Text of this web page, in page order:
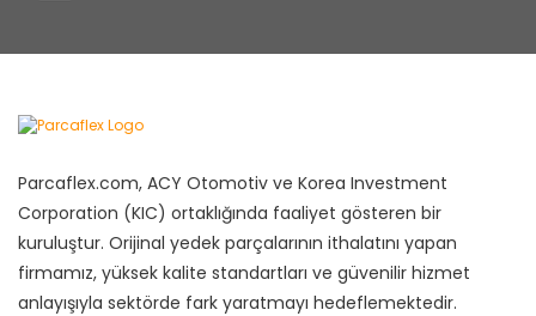
Parcaflex.com, ACY Otomotiv ve Korea Investment
Corporation (KIC) ortaklığında faaliyet gösteren bir
kuruluştur. Orijinal yedek parçalarının ithalatını yapan
firmamız, yüksek kalite standartları ve güvenilir hizmet
anlayışıyla sektörde fark yaratmayı hedeflemektedir.